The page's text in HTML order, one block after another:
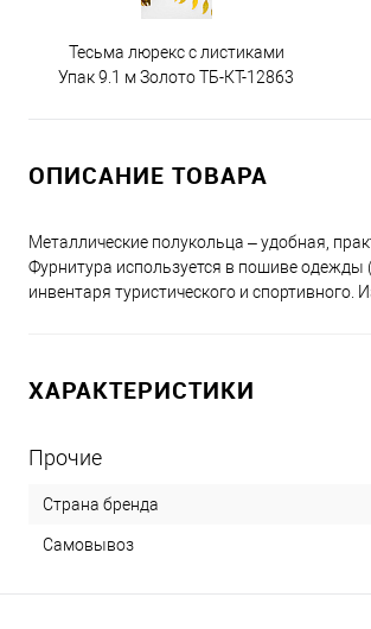
Тесьма люрекс с листиками
Упак 9.1 м Золото ТБ-КТ-12863
ОПИСАНИЕ ТОВАРА
Металлические полукольца – удобная,
Фурнитура используется в пошиве одежды
инвентаря туристического и
ХАРАКТЕРИСТИКИ
Прочие
Страна бренда
Самовывоз